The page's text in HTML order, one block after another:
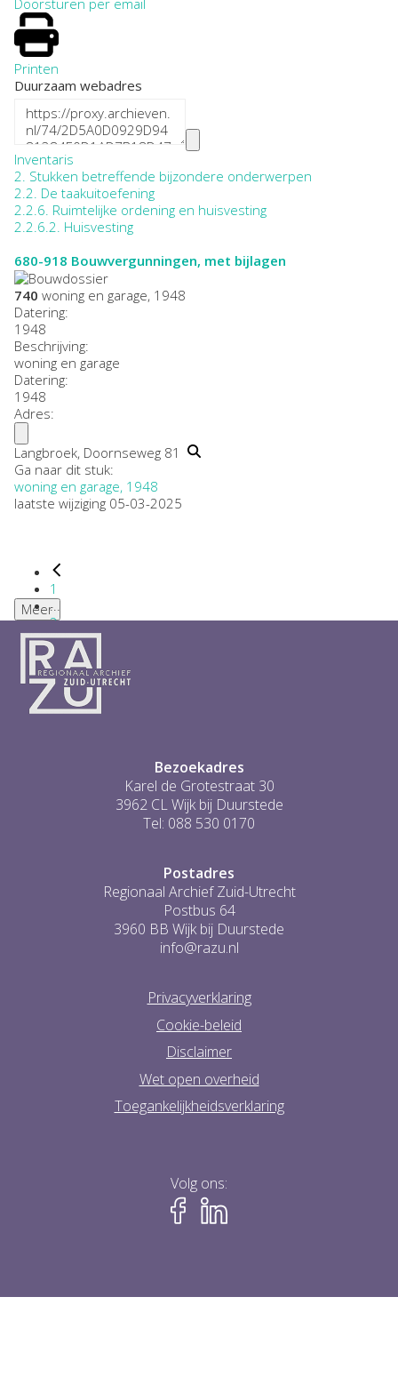
Printen
Duurzaam webadres
Inventaris
2. Stukken betreffende bijzondere onderwerpen
2.2. De taakuitoefening
2.2.6. Ruimtelijke ordening en huisvesting
2.2.6.2. Huisvesting
680-918 Bouwvergunningen, met bijlagen
740 woning en garage, 1948
Datering:
1948
Beschrijving:
woning en garage
Datering:
1948
Adres:
Langbroek, Doornseweg 81
Ga naar dit stuk:
woning en garage, 1948
laatste wijziging 05-03-2025
1
...
2
3
4
5
6
...
Meer
Bezoekadres
Karel de Grotestraat 30
3962 CL Wijk bij Duurstede
Tel: 088 530 0170
Postadres
Regionaal Archief Zuid-Utrecht
Postbus 64
3960 BB Wijk bij Duurstede
info@razu.nl
Privacyverklaring
Cookie-beleid
Disclaimer
Wet open overheid
Toegankelijkheidsverklaring
Volg ons: